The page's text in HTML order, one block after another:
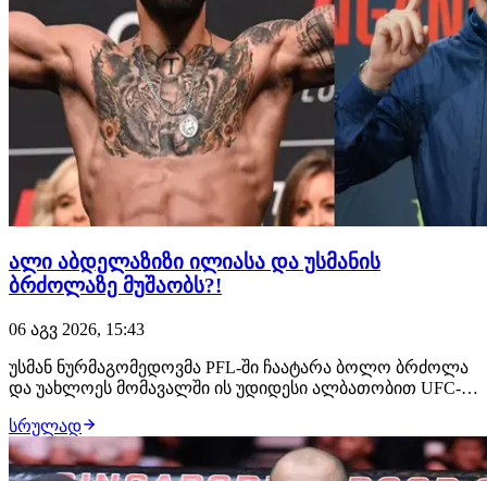
ალი აბდელაზიზი ილიასა და უსმანის
ბრძოლაზე მუშაობს?!
06 აგვ 2026, 15:43
უსმან ნურმაგომედოვმა PFL-ში ჩაატარა ბოლო ბრძოლა
და უახლოეს მომავალში ის უდიდესი ალბათობით UFC-ის
ჩემპიონის მენეჯერი, ალი აბდელაზიზი, რომელსაც სურს,
რომ მისმა კლიენტმა მსოფლიოს მთავარ პრომოუშენში
სადებიუტო ჩხუბი ილია თოფურიასთან გამართოს.…
სრულად